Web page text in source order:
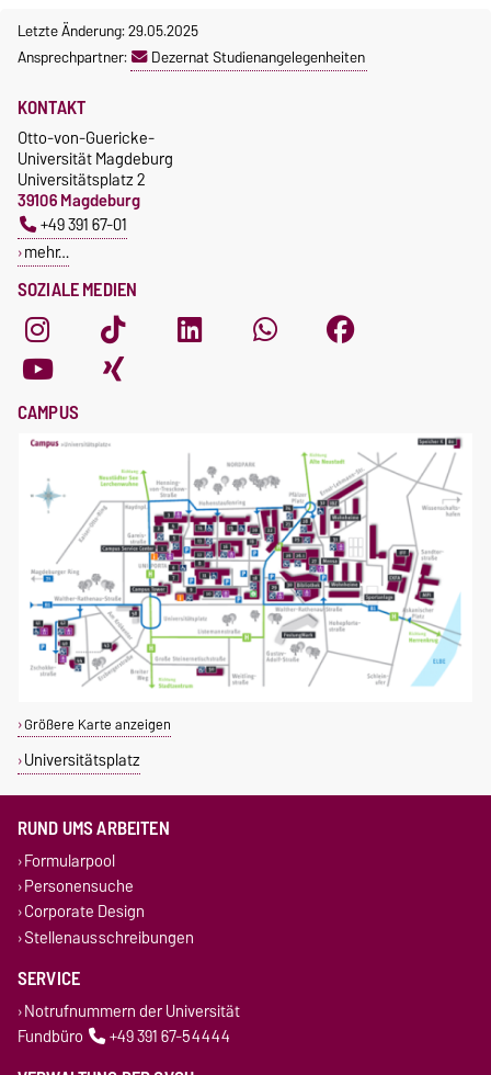
Letzte Änderung: 29.05.2025
Ansprechpartner:
Dezernat Studienangelegenheiten
SOZIALE MEDIEN
KONTAKT
Otto-von-Guericke-
Universität Magdeburg
Universitätsplatz 2
39106 Magdeburg
+49 391 67-01
mehr…
CAMPUS
Größere Karte anzeigen
Universitätsplatz
RUND UMS ARBEITEN
Formularpool
Personensuche
Corporate Design
Stellenausschreibungen
SERVICE
Notrufnummern der Universität
Fundbüro
+49 391 67-54444